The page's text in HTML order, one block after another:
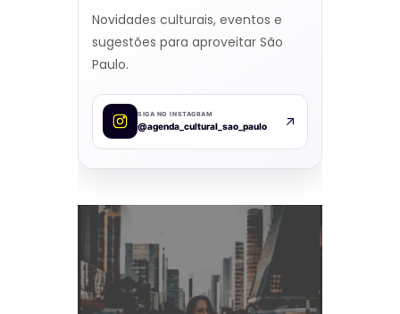
Novidades culturais, eventos e
sugestões para aproveitar São
Paulo.
SIGA NO INSTAGRAM
@agenda_cultural_sao_paulo